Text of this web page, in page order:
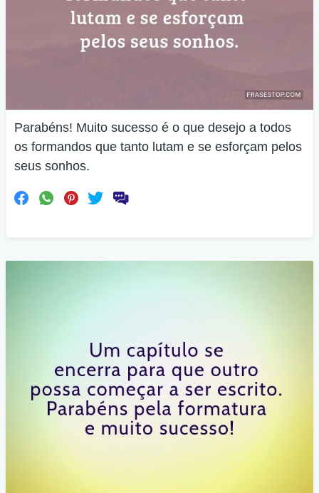
Parabéns! Muito sucesso é o que desejo a todos
os formandos que tanto lutam e se esforçam pelos
seus sonhos.